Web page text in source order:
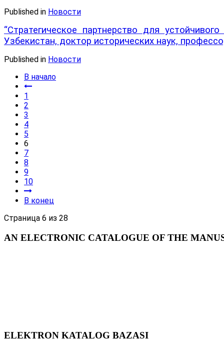
Published in Новости
“Стратегическое партнерство для
Узбекистан, доктор исторических наук,
Published in Новости
В начало
1
2
3
4
5
6
7
8
9
10
В конец
Страница 6 из 28
AN ELECTRONIC CATALOGUE OF THE
ELEKTRON KATALOG BAZASI